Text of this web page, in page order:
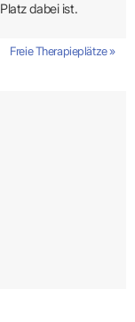
dabei ist.
Freie Therapieplätze »